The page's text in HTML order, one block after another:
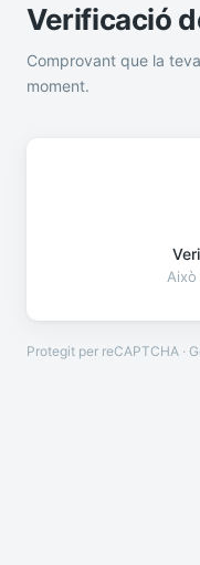
Verificació
Comprovant que la
moment.
Protegit per reCAPTCHA ·